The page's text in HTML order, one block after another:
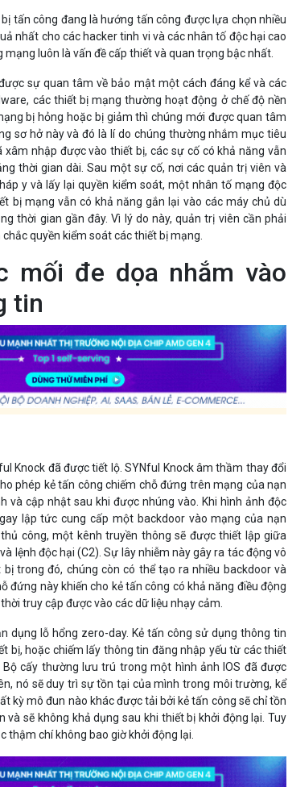
tấn công đang là hướng tấn công được lựa chọn nhiều
nhất cho các hacker tinh vi và các nhân tố độc hại cao
luôn là vấn đề cấp thiết và quan trọng bậc nhất.
sự quan tâm về bảo mật một cách đáng kể và các
các thiết bị mạng thường hoạt động ở chế độ nền
bị hỏng hoặc bị giảm thì chúng mới được quan tâm
sơ hở này và đó là lí do chúng thường nhắm mục tiêu
nhập được vào thiết bị, các sự cố có khả năng vẫn
thời gian dài. Sau một sự cố, nơi các quản trị viên và
y và lấy lại quyền kiểm soát, một nhân tố mạng độc
bị mạng vẫn có khả năng gắn lại vào các máy chủ dù
thời gian gần đây. Vì lý do này, quản trị viên cần phải
quyền kiểm soát các thiết bị mạng.
mối đe dọa nhắm vào
tin
Knock đã được tiết lộ. SYNful Knock âm thầm thay đổi
phép kẻ tấn công chiếm chỗ đứng trên mạng của nạn
và cập nhật sau khi được nhúng vào. Khi hình ảnh độc
lập tức cung cấp một backdoor vào mạng của nạn
công, một kênh truyền thông sẽ được thiết lập giữa
lệnh độc hại (C2). Sự lây nhiễm này gây ra tác động vô
trong đó, chúng còn có thể tạo ra nhiều backdoor và
đứng này khiến cho kẻ tấn công có khả năng điều động
truy cập được vào các dữ liệu nhạy cảm.
dụng lỗ hổng zero-day. Kẻ tấn công sử dụng thông tin
bị, hoặc chiếm lấy thông tin đăng nhập yếu từ các thiết
cấy thường lưu trú trong một hình ảnh IOS đã được
nó sẽ duy trì sự tồn tại của mình trong môi trường, kể
kỳ mô đun nào khác được tải bởi kẻ tấn công sẽ chỉ tồn
sẽ không khả dụng sau khi thiết bị khởi động lại. Tuy
thậm chí không bao giờ khởi động lại.